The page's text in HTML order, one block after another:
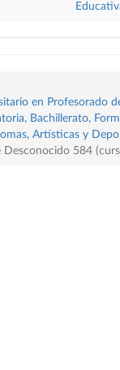
en Profesorado
Bachillerato,
Artísticas y
Desconocido 584